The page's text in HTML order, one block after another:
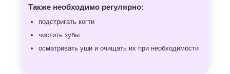
Также необходимо регулярно:
подстригать когти
чистить зубы
осматривать уши и очищать их при необходимости